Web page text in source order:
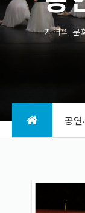
지역의 문
공연